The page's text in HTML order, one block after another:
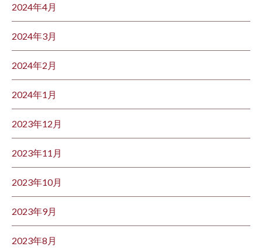
2024年4月
2024年3月
2024年2月
2024年1月
2023年12月
2023年11月
2023年10月
2023年9月
2023年8月